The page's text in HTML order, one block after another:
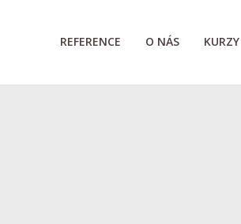
REFERENCE O NÁS KURZY